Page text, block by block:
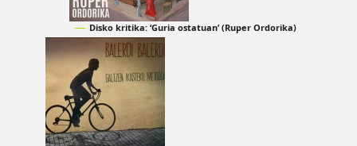
Disko kritika: ‘Guria ostatuan’ (Ruper Ordorika)